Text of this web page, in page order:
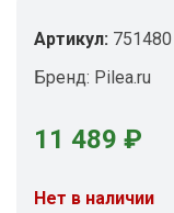
Артикул: 751480
Бренд: Pilea.ru
11 489 ₽
Нет в наличии